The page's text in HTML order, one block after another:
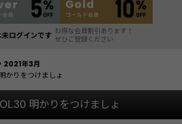
ログインです お得な会員割引あります！
ぜひご登録ください
2021年3月
かりをつけましょ
明かりをつけましょ